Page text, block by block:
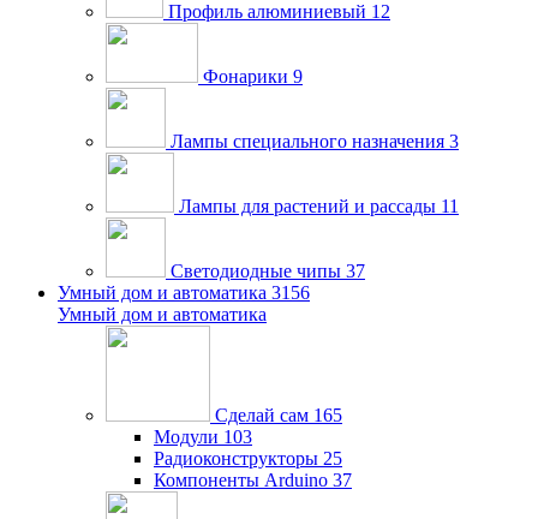
Профиль алюминиевый 12
Фонарики 9
Лампы специального назначения 3
Лампы для растений и рассады 11
Светодиодные чипы 37
Умный дом и автоматика 3156
Умный дом и автоматика
Сделай сам 165
Модули 103
Радиоконструкторы 25
Компоненты Arduino 37